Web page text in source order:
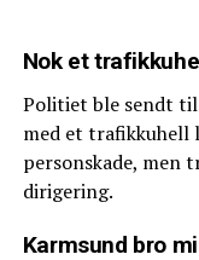
Nok et
Politiet ble sendt
med et trafikkuhell
personskade, men
dirigering.
Karmsund bro